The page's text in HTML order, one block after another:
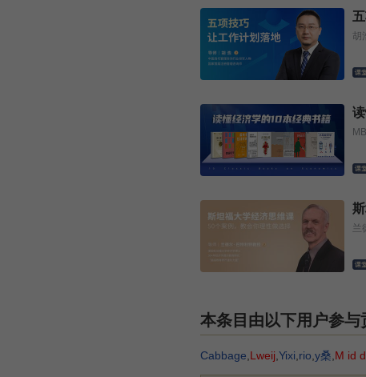
胡
兰
本条目由以下用户参与
Cabbage Lweij Yixi rio y桑 M id